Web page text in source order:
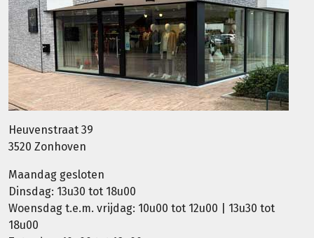
Heuvenstraat 39
3520 Zonhoven
Maandag gesloten
Dinsdag: 13u30 tot 18u00
Woensdag t.e.m. vrijdag: 10u00 tot 12u00 | 13u30 tot
18u00